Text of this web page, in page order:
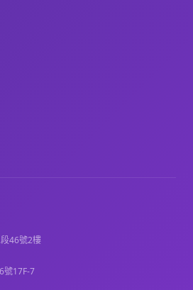
46號2樓
號17F-7